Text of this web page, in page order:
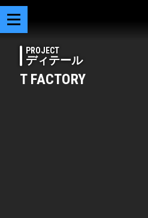
PROJECT
ディテール
T FACTORY